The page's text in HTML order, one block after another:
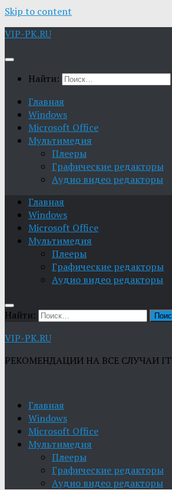
Skip to content
VIP-PK.RU
Найти:
Главная
Windows
Microsoft Office
Мультимедия
Плееры
Графические редакторы
Aудио видео редакторы
Главная
Windows
Microsoft Office
Мультимедия
Плееры
Графические редакторы
Aудио видео редакторы
Найти:
VIP-PK.RU
РЕКОМЕНДАЦИИ НА ВСЕ СЛУЧАИ IT
Главная
Windows
Microsoft Office
Мультимедия
Плееры
Графические редакторы
Aудио видео редакторы